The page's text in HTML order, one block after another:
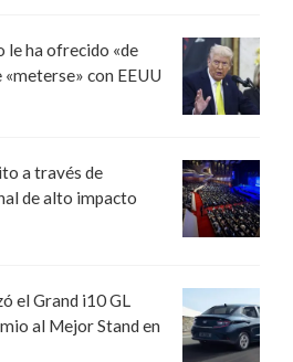
le ha ofrecido «de
con EEUU
a través de
de alto impacto
el Grand i10 GL
al Mejor Stand en